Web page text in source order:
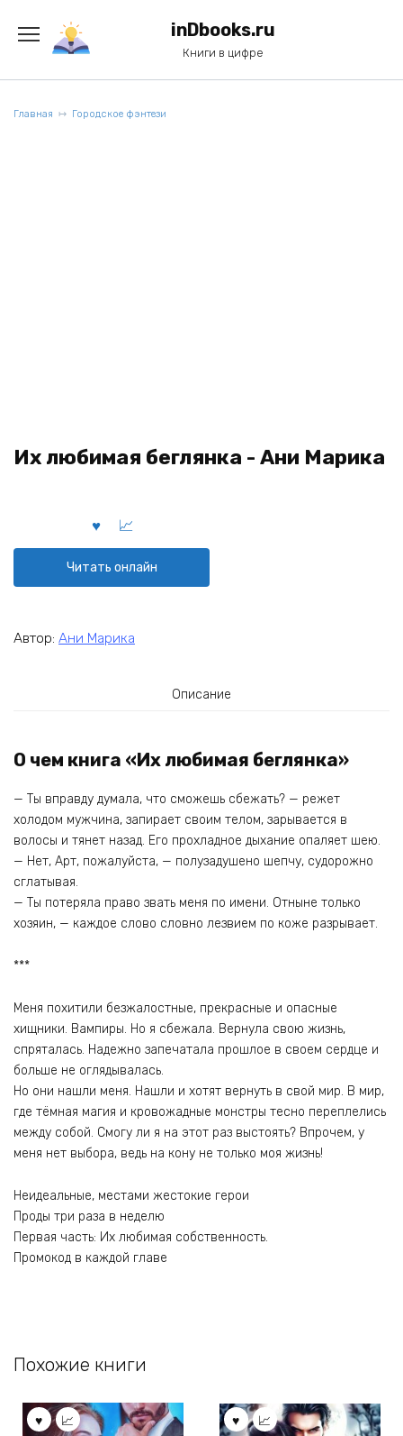
содержанию
inDbooks.ru
Книги в цифре
Главная Городское фэнтези
Их любимая беглянка - Ани Марика
Читать онлайн
Автор: Ани Марика
Описание
О чем книга «Их любимая беглянка»
— Ты вправду думала, что сможешь сбежать? — режет
холодом мужчина, запирает своим телом, зарывается в
волосы и тянет назад. Его прохладное дыхание опаляет шею.
— Нет, Арт, пожалуйста, — полузадушено шепчу, судорожно
сглатывая.
— Ты потеряла право звать меня по имени. Отныне только
хозяин, — каждое слово словно лезвием по коже разрывает.
***
Меня похитили безжалостные, прекрасные и опасные
хищники. Вампиры. Но я сбежала. Вернула свою жизнь,
спряталась. Надежно запечатала прошлое в своем сердце и
больше не оглядывалась.
Но они нашли меня. Нашли и хотят вернуть в свой мир. В мир,
где тёмная магия и кровожадные монстры тесно переплелись
между собой. Смогу ли я на этот раз выстоять? Впрочем, у
меня нет выбора, ведь на кону не только моя жизнь!
Неидеальные, местами жестокие герои
Проды три раза в неделю
Первая часть: Их любимая собственность.
Промокод в каждой главе
Похожие книги